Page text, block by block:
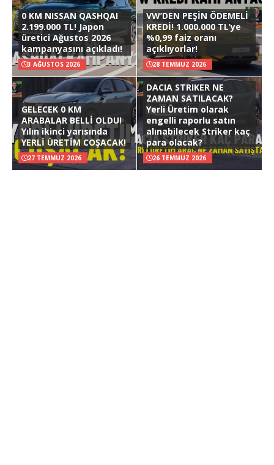
0 KM NISSAN QASHQAI
2.199.000 TL! Japon
üretici Ağustos 2026
kampanyasını açıkladı!
3 AĞUSTOS 2026
VW’DEN PEŞİN ÖDEMELİ
KREDİ! 1.000.000 TL’ye
%0,99 faiz oranı
açıklıyorlar!
28 TEMMUZ 2026
GELECEK 0 KM
ARABALAR BELLİ OLDU!
Yılın ikinci yarısında
YERLİ ÜRETİM COŞACAK!
27 TEMMUZ 2026
DACIA STRIKER NE
ZAMAN SATILACAK?
Yerli Üretim olarak
engelli raporlu satın
alınabilecek Striker kaç
para olacak?
26 TEMMUZ 2026